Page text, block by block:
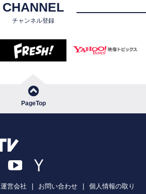
CHANNEL
チャンネル登録
PageTop
運営会社 お問い合わせ
個人情報の取り